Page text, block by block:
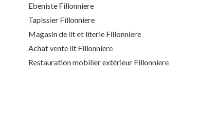
Ebeniste Fillonniere
Tapissier Fillonniere
Magasin de lit et literie Fillonniere
Achat vente lit Fillonniere
Restauration mobilier extérieur Fillonniere